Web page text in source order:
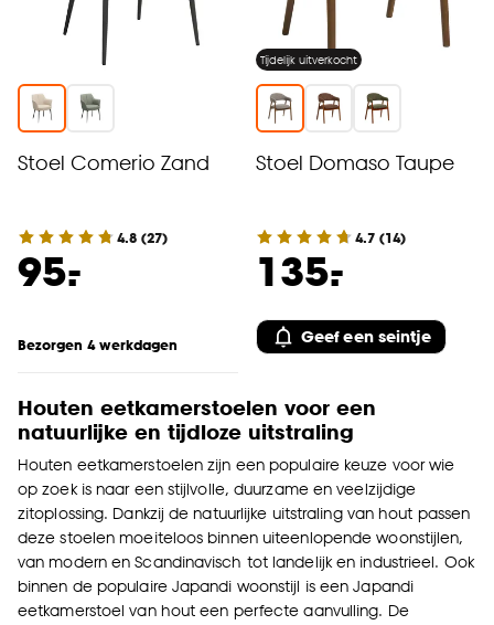
Stoel Comerio Zand
4.8 (27)
95.
-
Bezorgen 4 werkdagen
Tijdelijk uitverkocht
Stoel Domaso Taupe
4.7 (14)
135.
-
Geef een seintje
Houten eetkamerstoelen voor een
natuurlijke en tijdloze uitstraling
Houten eetkamerstoelen zijn een populaire keuze voor wie
op zoek is naar een stijlvolle, duurzame en veelzijdige
zitoplossing. Dankzij de natuurlijke uitstraling van hout passen
deze stoelen moeiteloos binnen uiteenlopende woonstijlen,
van modern en Scandinavisch tot landelijk en industrieel. Ook
binnen de populaire Japandi woonstijl is een Japandi
eetkamerstoel van hout een perfecte aanvulling. De